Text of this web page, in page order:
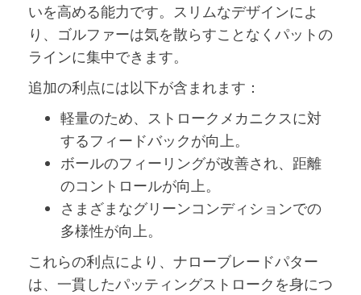
いを高める能力です。スリムなデザインによ
り、ゴルファーは気を散らすことなくパットの
ラインに集中できます。
追加の利点には以下が含まれます：
軽量のため、ストロークメカニクスに対
するフィードバックが向上。
ボールのフィーリングが改善され、距離
のコントロールが向上。
さまざまなグリーンコンディションでの
多様性が向上。
これらの利点により、ナローブレードパター
は、一貫したパッティングストロークを身につ